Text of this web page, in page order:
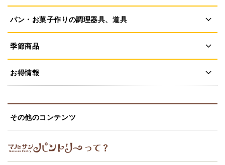
パン・お菓子作りの調理器具、道具
季節商品
お得情報
その他のコンテンツ